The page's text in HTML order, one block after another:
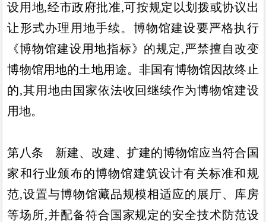
设用地,经市政府批准,可按规定以划拨或协议出
让形式办理用地手续。 博物馆建设要严格执行
《博物馆建设用地指标》 的规定,严禁擅自改变
博物馆用地的土地用途。非国有博物馆因故终止
的,其用地由国家依法收回继续作为博物馆建设
用地。
第八条 新建、 改建、扩建的博物馆应当符合国
家和行业颁布的博物馆建筑设计有关标准和规
范,设置与博物馆藏品规模相适应的展厅、
库房
等场所,并配备符合国家规定的安全技术防范设